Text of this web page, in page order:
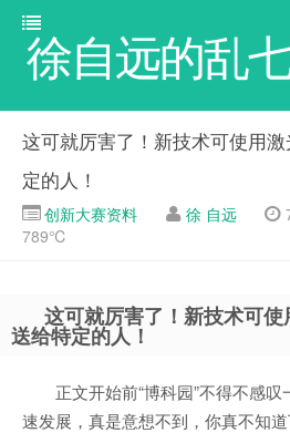
徐自远的乱
这可就厉害了！新技术可使用
定的人！
创新大赛资料 徐 自远
789℃
这可就厉害了！新技术可
送给特定的人！
正文开始前“博科园”不得不感
速发展，真是意想不到，你真不知